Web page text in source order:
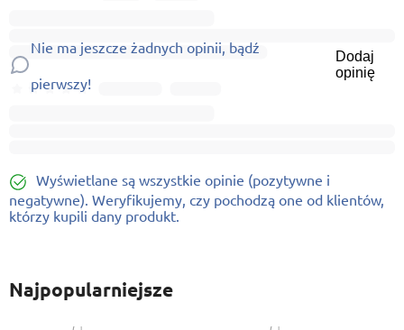
Nie ma jeszcze żadnych opinii, bądź
pierwszy!
Dodaj
opinię
Wyświetlane są wszystkie opinie (pozytywne i
negatywne). Weryfikujemy, czy pochodzą one od klientów,
którzy kupili dany produkt.
Najpopularniejsze